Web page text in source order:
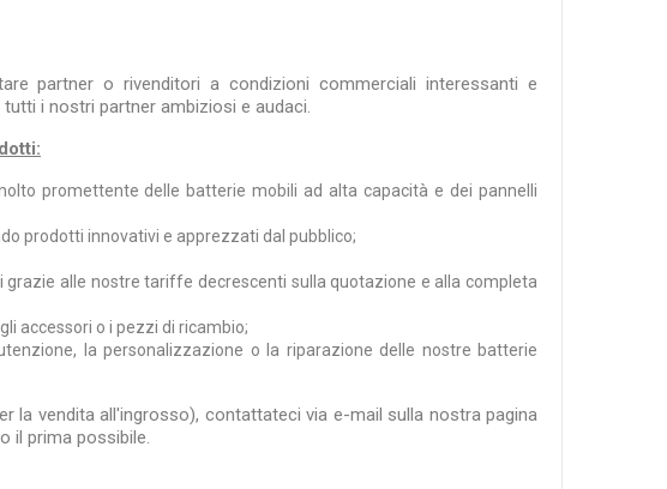
partner o rivenditori a condizioni commerciali interessanti e
i nostri partner ambiziosi e audaci.
promettente delle batterie mobili ad alta capacità e dei pannelli
prodotti innovativi e apprezzati dal pubblico;
alle nostre tariffe decrescenti sulla quotazione e alla completa
accessori o i pezzi di ricambio;
la personalizzazione o la riparazione delle nostre batterie
la vendita all'ingrosso), contattateci via e-mail sulla nostra pagina
il prima possibile.